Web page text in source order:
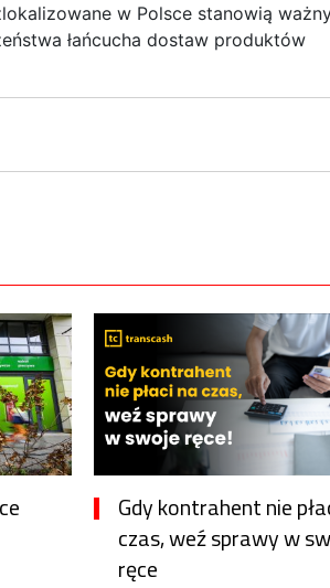
w Polsce stanowią
łańcucha dostaw produktów
Gdy kontrahent nie
czas, weź sprawy w
ręce